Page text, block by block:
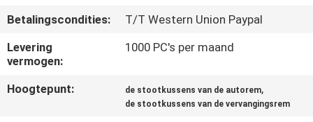
CITAAT
SITEMAP
Betalingscondities:
T/T Western Union Paypal
Levering
vermogen:
1000 PC's per maand
Hoogtepunt: de stootkussens van de autorem,
de stootkussens van de vervangingsrem